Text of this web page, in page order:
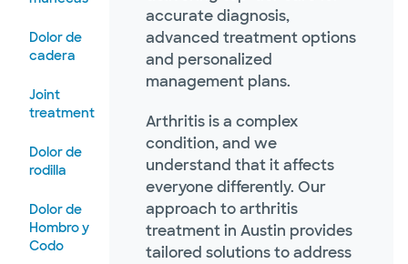
Dolor de
cadera
Joint
treatment
Dolor de
rodilla
Dolor de
Hombro y
Codo
accurate diagnosis,
advanced treatment options
and personalized
management plans.
Arthritis is a complex
condition, and we
understand that it affects
everyone differently. Our
approach to arthritis
treatment in Austin provides
tailored solutions to address